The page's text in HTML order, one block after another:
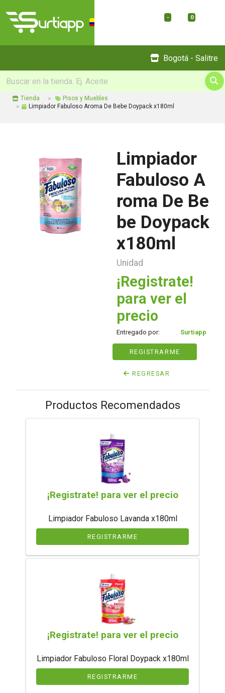
- 0
Bogotá - Salitre
Tienda
Pisos y Muebles
Limpiador Fabuloso Aroma De Bebe Doypack x180ml
Limpiador
Fabuloso A
roma De Be
be Doypack
x180ml
Unidad
¡Registrate!
para ver el
precio
Entregado por: Surtiapp
REGISTRARME
REGRESAR
Productos Recomendados
¡Registrate! para ver el precio
Limpiador Fabuloso Lavanda x180ml
REGISTRARME
¡Registrate! para ver el precio
Limpiador Fabuloso Floral Doypack x180ml
REGISTRARME